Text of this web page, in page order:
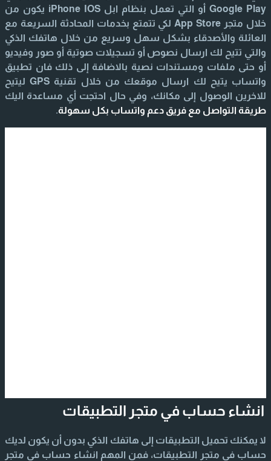
Google Play أو التي تعمل بنظام ابل iPhone IOS يكون من
خلال متجر App Store لكي تتمتع بخدمات المحادثة السريعة مع
العائلة والأصدقاء بشكل سهل وسريع من خلال هاتفك الذكي
والتي تتيح لك ارسال نصوص أو تسجيلات صوتية أو صور وفيديو
أو حتى ملفات ومستندات نصية بالاضافة إلى ذلك فان تطبيق
واتساب يتيح لك ارسال موقعك من خلال تقنية GPS ليتيح
للاخرين الوصول إلى مكانك، وفي حال احتجت أي مساعدة اليك
طريقة التواصل مع فريق دعم واتساب بكل سهولة.
انشاء حساب في متجر التطبيقات
لا يمكنك تحميل التطبيقات إلى هاتفك الذكي بدون أن يكون لديك
حساب في متجر التطبيقات، فمن المهم انشاء حساب في متجر